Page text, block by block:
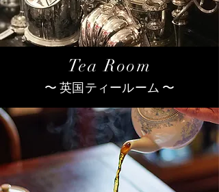
Tea Room
〜 英国ティールーム 〜